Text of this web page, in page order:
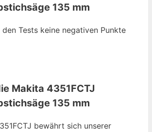
äge 135 mm
den Tests keine negativen Punkte
Makita 4351FCTJ
135 mm
bewährt sich unserer